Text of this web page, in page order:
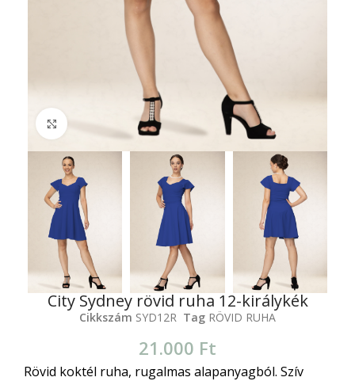
Click to enlarge
City Sydney rövid ruha 12-királykék
Cikkszám SYD12R Tag RÖVID RUHA
21.000 Ft
Rövid koktél ruha, rugalmas alapanyagból. Szív